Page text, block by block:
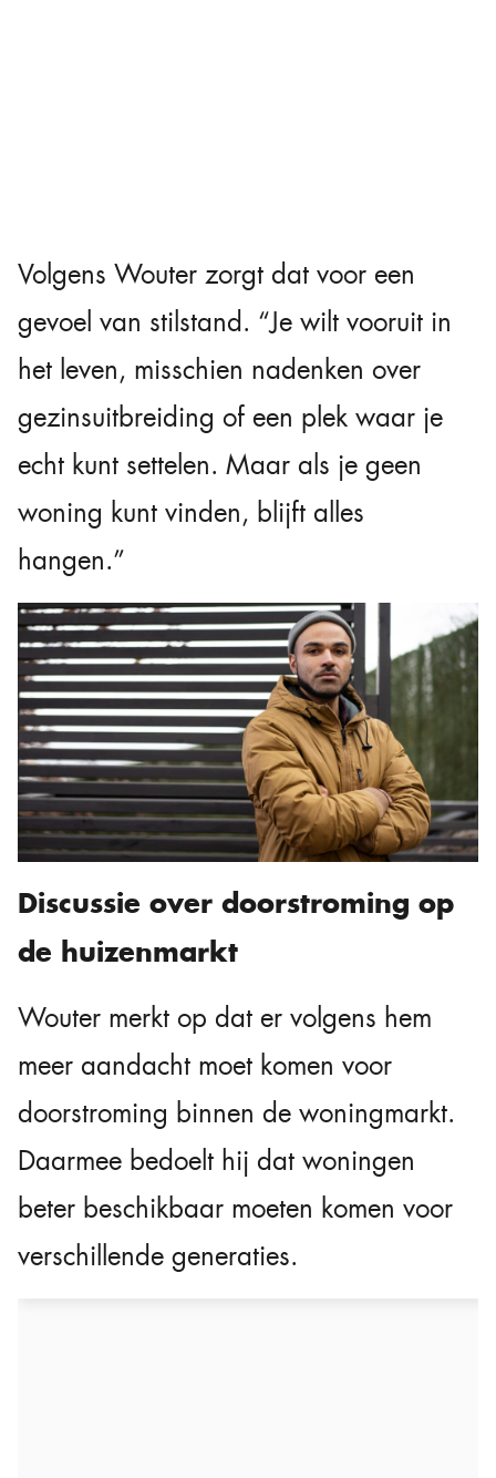
Volgens Wouter zorgt dat voor een
gevoel van stilstand. “Je wilt vooruit in
het leven, misschien nadenken over
gezinsuitbreiding of een plek waar je
echt kunt settelen. Maar als je geen
woning kunt vinden, blijft alles
hangen.”
Discussie over doorstroming op
de huizenmarkt
Wouter merkt op dat er volgens hem
meer aandacht moet komen voor
doorstroming binnen de woningmarkt.
Daarmee bedoelt hij dat woningen
beter beschikbaar moeten komen voor
verschillende generaties.